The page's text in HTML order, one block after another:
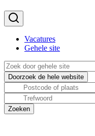
Vacatures
Gehele site